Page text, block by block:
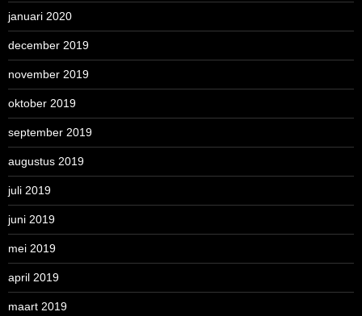
januari 2020
december 2019
november 2019
oktober 2019
september 2019
augustus 2019
juli 2019
juni 2019
mei 2019
april 2019
maart 2019